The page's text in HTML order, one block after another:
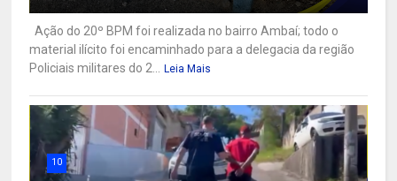
Ação do 20º BPM foi realizada no bairro Ambaí; todo o
material ilícito foi encaminhado para a delegacia da região
Policiais militares do 2...
Leia Mais
10